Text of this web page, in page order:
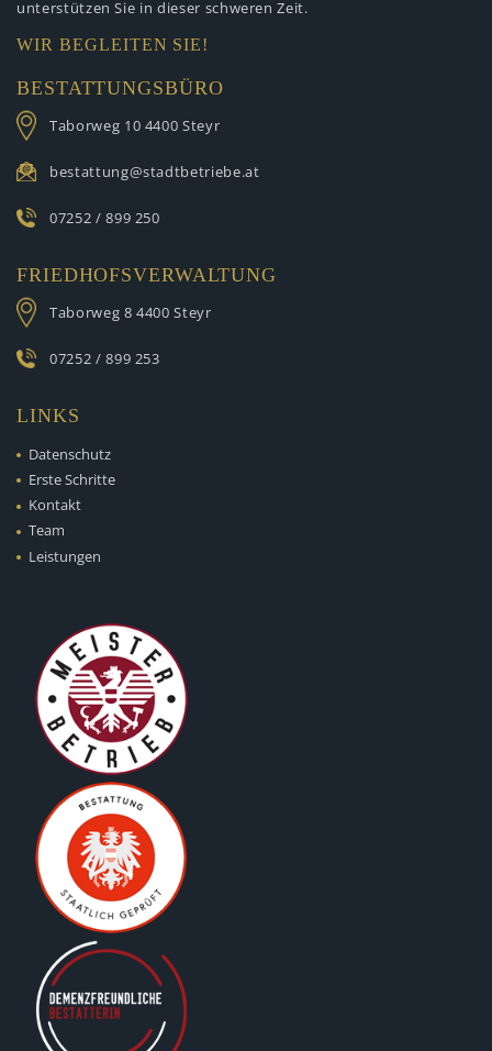
unterstützen Sie in dieser schweren Zeit.
WIR BEGLEITEN SIE!
BESTATTUNGSBÜRO
Taborweg 10 4400 Steyr
bestattung@stadtbetriebe.at
07252 / 899 250
FRIEDHOFSVERWALTUNG
Taborweg 8 4400 Steyr
07252 / 899 253
LINKS
Datenschutz
Erste Schritte
Kontakt
Team
Leistungen